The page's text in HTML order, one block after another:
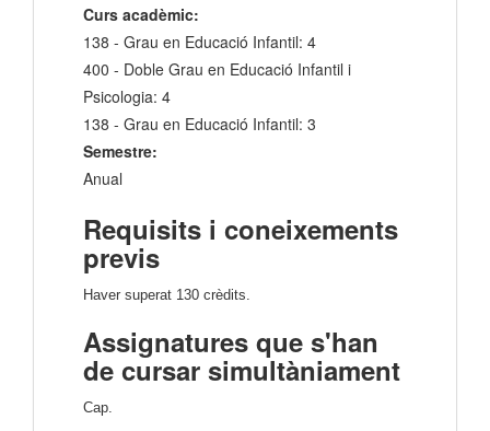
Curs acadèmic:
138 - Grau en Educació Infantil: 4
400 - Doble Grau en Educació Infantil i
Psicologia: 4
138 - Grau en Educació Infantil: 3
Semestre:
Anual
Requisits i coneixements
previs
Haver superat 130 crèdits.
Assignatures que s'han
de cursar simultàniament
Cap.